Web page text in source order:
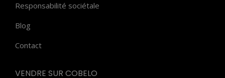
Responsabilité sociétale
Blog
Contact
VENDRE SUR COBELO